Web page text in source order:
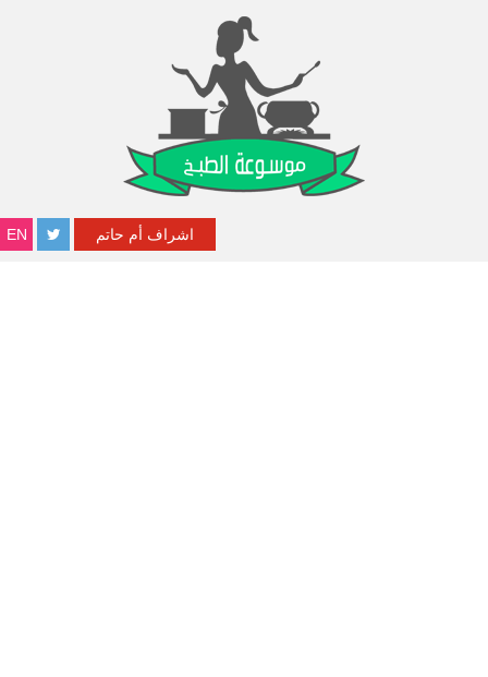
EN اشراف أم حاتم